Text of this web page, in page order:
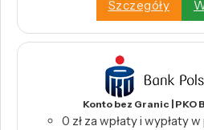
Szczegóły
Konto bez Granic | PKO
0 zł za wpłaty i wypłaty